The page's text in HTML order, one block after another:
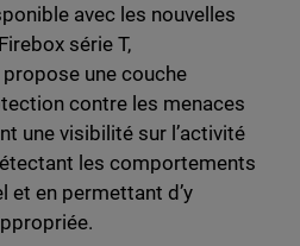
avec les nouvelles
série T,
propose une couche
contre les menaces
une visibilité sur l’activité
les comportements
et en permettant d’y